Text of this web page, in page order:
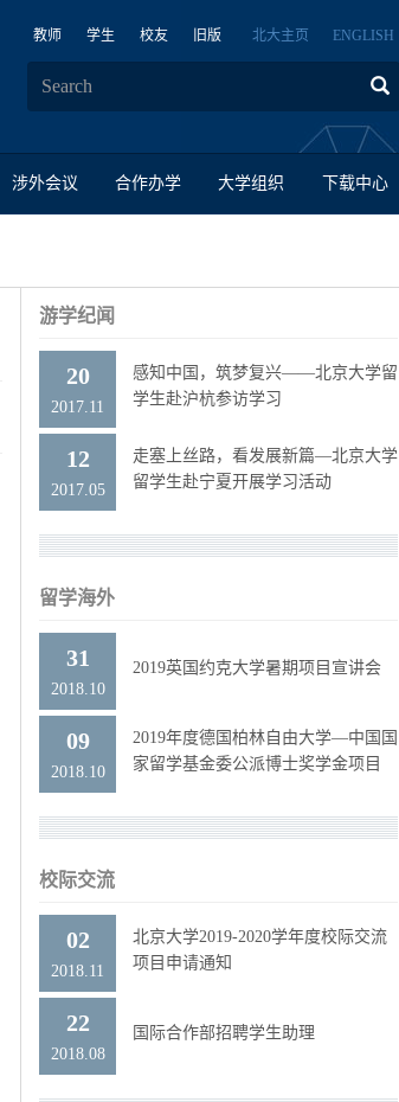
教师 学生 校友 旧版 北大主页 ENGLISH
涉外会议 合作办学 大学组织 下载中心
游学纪闻
20
2017.11
感知中国，筑梦复兴——北京大学留
学生赴沪杭参访学习
12
2017.05
走塞上丝路，看发展新篇—北京大学
留学生赴宁夏开展学习活动
留学海外
31
2018.10
2019英国约克大学暑期项目宣讲会
09
2018.10
2019年度德国柏林自由大学—中国国
家留学基金委公派博士奖学金项目
校际交流
02
2018.11
北京大学2019-2020学年度校际交流
项目申请通知
22
2018.08
国际合作部招聘学生助理